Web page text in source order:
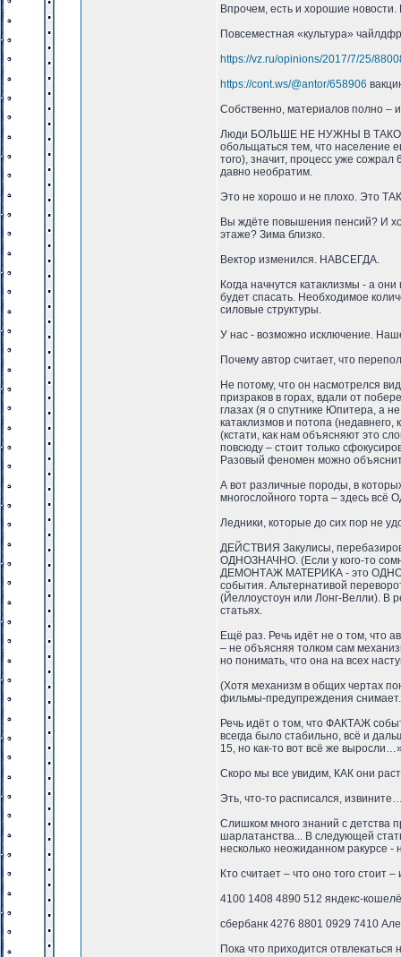
Впрочем, есть и хорошие
Повсеместная «культура»
https://vz.ru/opinions/2017/7/25/
https://cont.ws/@antor/658906
Собственно, материалов полно –
Люди БОЛЬШЕ НЕ НУЖНЫ В ТАКОМ
обольщаться тем, что население
того), значит, процесс уже
давно необратим.
Это не хорошо и не плохо. Это
Вы ждёте повышения пенсий? И
этаже? Зима близко.
Вектор изменился. НАВСЕГДА.
Когда начнутся катаклизмы - а
будет спасать. Необходимое
силовые структуры.
У нас - возможно исключение.
Почему автор считает, что
Не потому, что он насмотрелся
призраков в горах, вдали от
глазах (я о спутнике Юпитера, а
катаклизмов и потопа
(кстати, как нам объясняют это
повсюду – стоит только
Разовый феномен можно
А вот различные породы, в
многослойного торта – здесь
Ледники, которые до сих пор не
ДЕЙСТВИЯ Закулисы,
ОДНОЗНАЧНО. (Если у кого-то
ДЕМОНТАЖ МАТЕРИКА - это
события. Альтернативой
(Йеллоустоун или Лонг-Велли). В
статьях.
Ещё раз. Речь идёт не о том, что
– не объясняя толком сам
но понимать, что она на всех
(Хотя механизм в общих чертах
фильмы-предупреждения снимает.
Речь идёт о том, что ФАКТАЖ
всегда было стабильно, всё и
15, но как-то вот всё же
Скоро мы все увидим, КАК они
Эть, что-то расписался,
Слишком много знаний с детства
шарлатанства... В следующей
несколько неожиданном ракурсе -
Кто считает – что оно того стоит
4100 1408 4890 512 яндекс-
сбербанк 4276 8801 0929 7410
Пока что приходится